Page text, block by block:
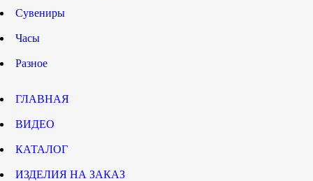
Сувениры
Часы
Разное
ГЛАВНАЯ
ВИДЕО
КАТАЛОГ
ИЗДЕЛИЯ НА ЗАКАЗ